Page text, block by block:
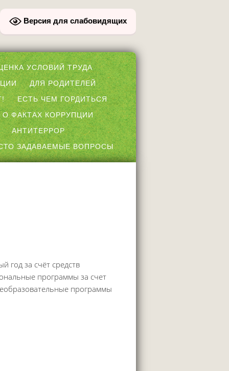
Версия для слабовидящих
УСЛОВИЙ ТРУДА
ДЛЯ РОДИТЕЛЕЙ
ЕСТЬ ЧЕМ ГОРДИТЬСЯ
ФАКТАХ КОРРУПЦИИ
АНТИТЕРРОР
ЗАДАВАЕМЫЕ ВОПРОСЫ
год за счёт средств
программы за счет
программы